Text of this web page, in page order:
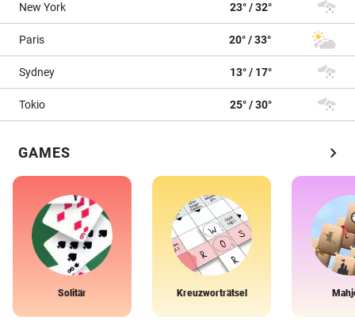
New York 23° / 32°
Paris 20° / 33°
Sydney 13° / 17°
Tokio 25° / 30°
GAMES chevron_right
Solitär Kreuzworträtsel